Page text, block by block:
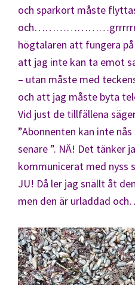
och sparkort måste
högtalaren att fungera
att jag inte kan ta emot
– utan måste med
och att jag måste byta
Vid just de tillfällena
”Abonnenten kan inte
senare ”. NÄ! Det tänker
kommunicerat med nyss
JU! Då ler jag snällt åt
men den är urladdad